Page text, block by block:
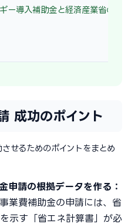
ー導入補助金と経済産業省の省
成功のポイント
せるためのポイントをまとめ
申請の根拠データを作る：
業費補助金の申請には、省
示す「省エネ計算書」が必